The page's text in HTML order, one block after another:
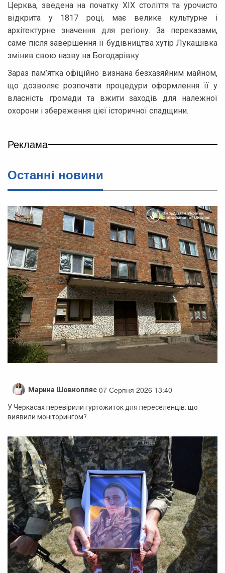
Церква, зведена на початку XIX століття та урочисто
відкрита у 1817 році, має велике культурне і
архітектурне значення для регіону. За переказами,
саме після завершення її будівництва хутір Лукашівка
змінив свою назву на Богодарівку.
Зараз пам’ятка офіційно визнана безхазяйним майном,
що дозволяє розпочати процедури оформлення її у
власність громади та вжити заходів для належної
охорони і збереження цієї історичної спадщини.
Реклама
Останні новини
Марина Шовкопляс 07 Серпня 2026 13:40
У Черкасах перевірили гуртожиток для переселенців: що
виявили моніторингом?